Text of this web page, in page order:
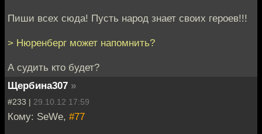
Пиши всех сюда! Пусть народ знает своих героев!!!
> Нюренберг может напомнить?
А судить кто будет?
Щербина307 »
#233 | 29.10.12 17:59
Кому: SeWe, #77